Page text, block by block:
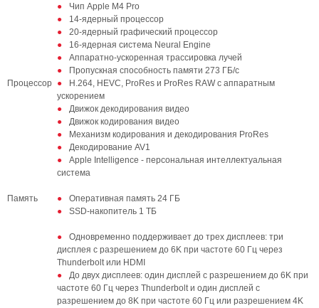
Процессор
Чип Apple M4 Pro
14-ядерный процессор
20-ядерный графический процессор
16‑ядерная система Neural Engine
Аппаратно-ускоренная трассировка лучей
Пропускная способность памяти 273 ГБ/с
H.264, HEVC, ProRes и ProRes RAW с аппаратным
ускорением
Движок декодирования видео
Движок кодирования видео
Механизм кодирования и декодирования ProRes
Декодирование AV1
Apple Intelligence - персональная интеллектуальная
система
Память
Оперативная память 24 ГБ
SSD‑накопитель 1 ТБ
Одновременно поддерживает до трех дисплеев: три
дисплея с разрешением до 6K при частоте 60 Гц через
Thunderbolt или HDMI
До двух дисплеев: один дисплей с разрешением до 6K при
частоте 60 Гц через Thunderbolt и один дисплей с
разрешением до 8K при частоте 60 Гц или разрешением 4K